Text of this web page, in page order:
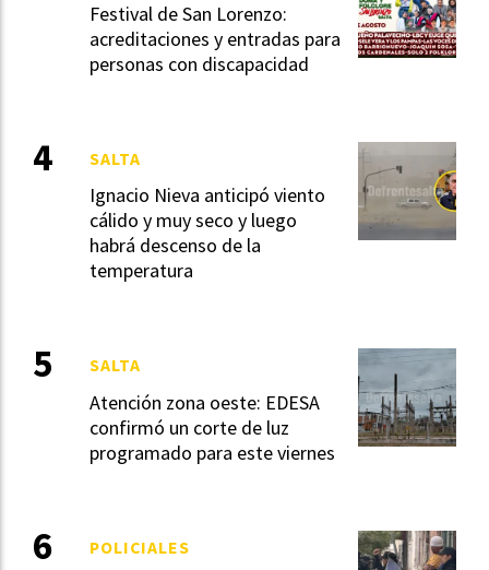
Festival de San Lorenzo:
acreditaciones y entradas para
personas con discapacidad
Ignacio Nieva anticipó viento
cálido y muy seco y luego
habrá descenso de la
temperatura
SALTA
Atención zona oeste: EDESA
confirmó un corte de luz
programado para este viernes
SALTA
POLICIALES